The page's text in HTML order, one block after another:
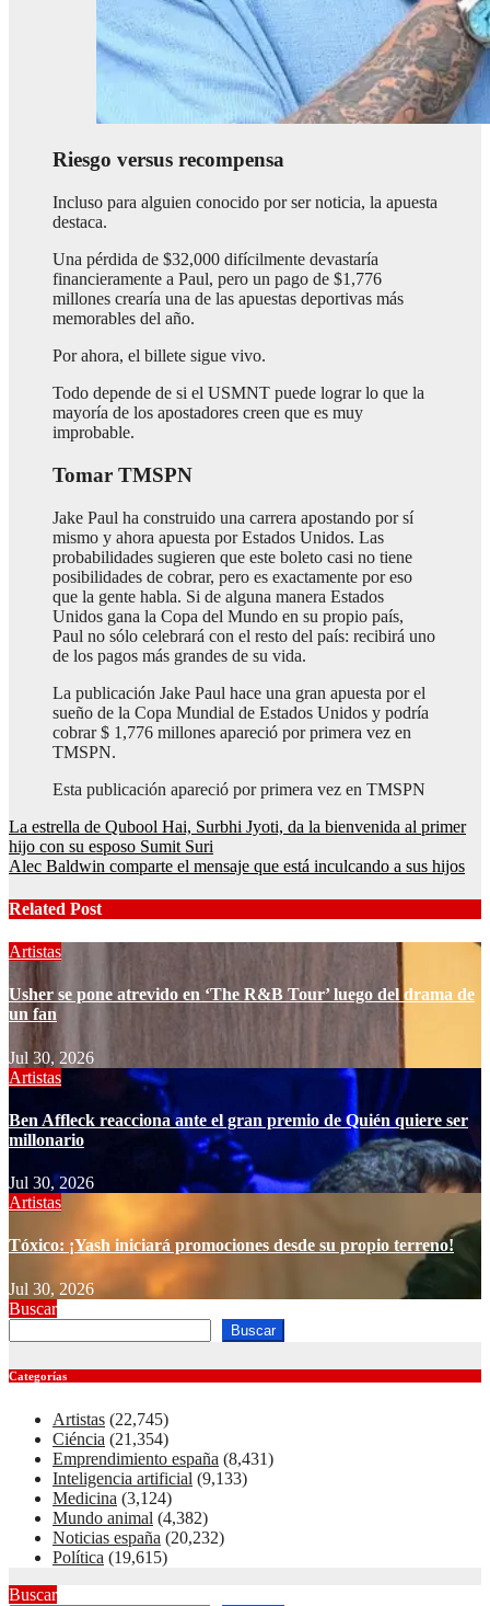
Riesgo versus recompensa
Incluso para alguien conocido por ser noticia, la apuesta
destaca.
Una pérdida de $32,000 difícilmente devastaría
financieramente a Paul, pero un pago de $1,776
millones crearía una de las apuestas deportivas más
memorables del año.
Por ahora, el billete sigue vivo.
Todo depende de si el USMNT puede lograr lo que la
mayoría de los apostadores creen que es muy
improbable.
Tomar TMSPN
Jake Paul ha construido una carrera apostando por sí
mismo y ahora apuesta por Estados Unidos. Las
probabilidades sugieren que este boleto casi no tiene
posibilidades de cobrar, pero es exactamente por eso
que la gente habla. Si de alguna manera Estados
Unidos gana la Copa del Mundo en su propio país,
Paul no sólo celebrará con el resto del país: recibirá uno
de los pagos más grandes de su vida.
La publicación Jake Paul hace una gran apuesta por el
sueño de la Copa Mundial de Estados Unidos y podría
cobrar $ 1,776 millones apareció por primera vez en
TMSPN.
Esta publicación apareció por primera vez en TMSPN
Post
navigation
La estrella de Qubool Hai, Surbhi Jyoti, da la bienvenida al primer
hijo con su esposo Sumit Suri
Alec Baldwin comparte el mensaje que está inculcando a sus hijos
Related Post
Artistas
Usher se pone atrevido en ‘The R&B Tour’ luego del drama de
un fan
Jul 30, 2026
Artistas
Ben Affleck reacciona ante el gran premio de Quién quiere ser
millonario
Jul 30, 2026
Artistas
Tóxico: ¡Yash iniciará promociones desde su propio terreno!
Jul 30, 2026
Buscar
Buscar
Categorías
Artistas (22,745)
Ciéncia (21,354)
Emprendimiento españa (8,431)
Inteligencia artificial (9,133)
Medicina (3,124)
Mundo animal (4,382)
Noticias españa (20,232)
Política (19,615)
Buscar